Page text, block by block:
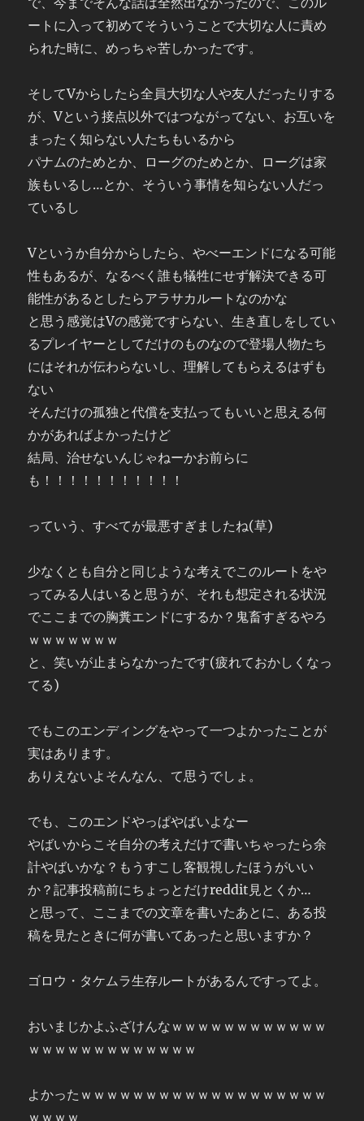
ートに入って初めてそういうことで大切な人に責め
られた時に、めっちゃ苦しかったです。
そしてVからしたら全員大切な人や友人だったりする
が、Vという接点以外ではつながってない、お互いを
まったく知らない人たちもいるから
パナムのためとか、ローグのためとか、ローグは家
族もいるし…とか、そういう事情を知らない人だっ
ているし
Vというか自分からしたら、やべーエンドになる可能
性もあるが、なるべく誰も犠牲にせず解決できる可
能性があるとしたらアラサカルートなのかな
と思う感覚はVの感覚ですらない、生き直しをしてい
るプレイヤーとしてだけのものなので登場人物たち
にはそれが伝わらないし、理解してもらえるはずも
ない
そんだけの孤独と代償を支払ってもいいと思える何
かがあればよかったけど
結局、治せないんじゃねーかお前らに
も！！！！！！！！！！！
っていう、すべてが最悪すぎましたね(草)
少なくとも自分と同じような考えでこのルートをや
ってみる人はいると思うが、それも想定される状況
でここまでの胸糞エンドにするか？鬼畜すぎるやろ
ｗｗｗｗｗｗｗ
と、笑いが止まらなかったです(疲れておかしくなっ
てる)
でもこのエンディングをやって一つよかったことが
実はあります。
ありえないよそんなん、て思うでしょ。
でも、このエンドやっぱやばいよなー
やばいからこそ自分の考えだけで書いちゃったら余
計やばいかな？もうすこし客観視したほうがいい
か？記事投稿前にちょっとだけreddit見とくか…
と思って、ここまでの文章を書いたあとに、ある投
稿を見たときに何が書いてあったと思いますか？
ゴロウ・タケムラ生存ルートがあるんですってよ。
おいまじかよふざけんなｗｗｗｗｗｗｗｗｗｗｗｗ
ｗｗｗｗｗｗｗｗｗｗｗｗｗ
よかったｗｗｗｗｗｗｗｗｗｗｗｗｗｗｗｗｗｗｗ
ｗｗｗｗ